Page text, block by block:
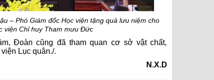
– Phó Giám đốc Học viện tặng quà lưu niệm cho
viện Chỉ huy Tham mưu Đức
Đoàn cũng đã tham quan cơ sở vật chất,
Lục quân./.
N.X.D